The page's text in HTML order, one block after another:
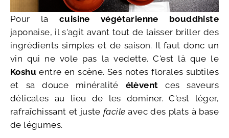
Pour la cuisine végétarienne bouddhiste
japonaise, il s'agit avant tout de laisser briller des
ingrédients simples et de saison. Il faut donc un
vin qui ne vole pas la vedette. C'est là que le
Koshu entre en scène. Ses notes florales subtiles
et sa douce minéralité élèvent ces saveurs
délicates au lieu de les dominer. C'est léger,
rafraîchissant et juste facile avec des plats à base
de légumes.